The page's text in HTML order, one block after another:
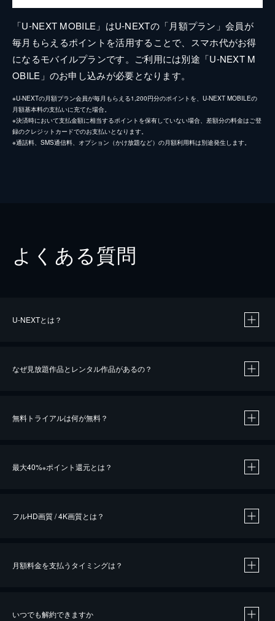
「U-NEXT MOBILE」はU-NEXTの「月額プラン」会員が
毎月もらえるポイントを活用することで、スマホ代がお得
になるモバイルプランです。ご利用には別途「U-NEXT M
OBILE」のお申し込みが必要となります。
※U-NEXTの月額プラン会員が毎月もらえる1,200円分のポイントを、U-NEXT MOBILEの
月額基本料の支払いに充てた場合。
※決済時において支払金額に相当するポイントを保有していない場合、差額分の料金はご登
録のクレジットカードでのお支払いとなります。
※通話料、SMS通信料、オプション（かけ放題など）の月額利用料は別途発生します。
よくある質問
U-NEXTとは？
なぜ見放題作品とレンタル作品があるの？
無料トライアルは何が無料？
最大40%※ポイント還元とは？
※40％ポイント還元の対象は、クレジットカード決済による作品の購入 / レンタルです。
iOSアプリのUコイン決済による作品の購入 / レンタルは、20％のポイント還元です。
フルHD画質 / 4K画質とは？
月額料金を支払うタイミングは？
いつでも解約できますか